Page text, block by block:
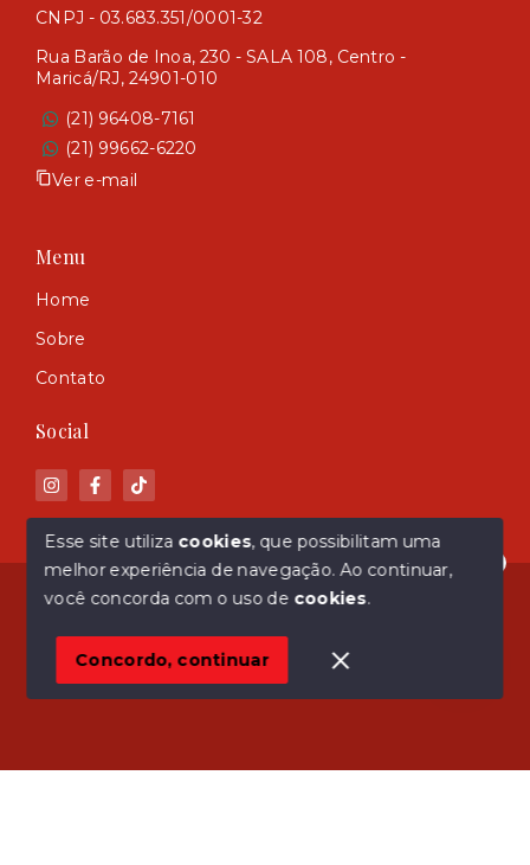
Olá! Estamos disponíveis para te ajudar.
CNPJ - 03.683.351/0001-32
Rua Barão de Inoa, 230 - SALA 108, Centro -
Maricá/RJ, 24901-010
(21) 96408-7161
(21) 99662-6220
Ver e-mail
Menu
Home
Sobre
Contato
Social
© Copyright 2026 - ASM Imóveis - Todos os direitos
SITE PARA IMOBILIARIA
Esse site utiliza cookies, que possibilitam uma
melhor experiência de navegação.Ao continuar,
você concorda com o uso de cookies.
Concordo, continuar